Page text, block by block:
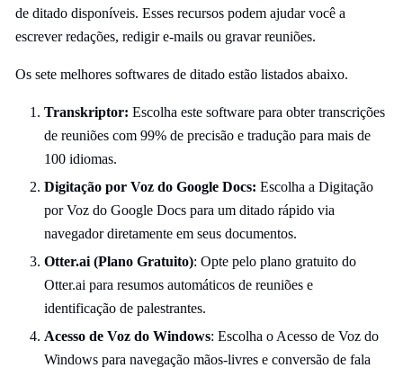
de ditado disponíveis. Esses recursos podem ajudar você a
escrever redações, redigir e-mails ou gravar reuniões.
Os sete melhores softwares de ditado estão listados abaixo.
Transkriptor: Escolha este software para obter transcrições
de reuniões com 99% de precisão e tradução para mais de
100 idiomas.
Digitação por Voz do Google Docs: Escolha a Digitação
por Voz do Google Docs para um ditado rápido via
navegador diretamente em seus documentos.
Otter.ai (Plano Gratuito): Opte pelo plano gratuito do
Otter.ai para resumos automáticos de reuniões e
identificação de palestrantes.
Acesso de Voz do Windows: Escolha o Acesso de Voz do
Windows para navegação mãos-livres e conversão de fala